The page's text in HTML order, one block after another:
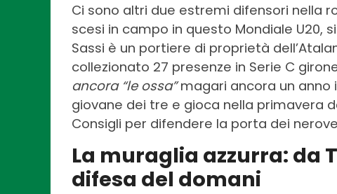
Ci sono altri due estremi difensori nella
scesi in campo in questo Mondiale U20,
Sassi è un portiere di proprietà
collezionato 27 presenze in Serie C
ancora “le ossa”magari ancora un anno
giovane dei tre e gioca nella primavera
Consigli per difendere la porta dei
La muraglia azzurra: da
difesa del domani